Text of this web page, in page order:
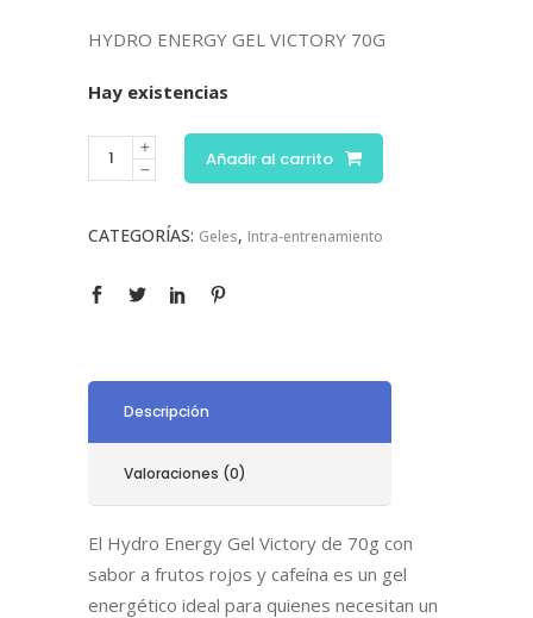
HYDRO ENERGY GEL VICTORY 70G
Hay existencias
Añadir al carrito
CATEGORÍAS: Geles, Intra-entrenamiento
Descripción
Valoraciones (0)
El Hydro Energy Gel Victory de 70g con
sabor a frutos rojos y cafeína es un gel
energético ideal para quienes necesitan un